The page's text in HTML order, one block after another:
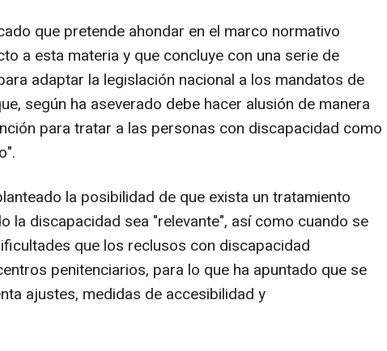
que pretende ahondar en el marco normativo
a esta materia y que concluye con una serie de
adaptar la legislación nacional a los mandatos de
según ha aseverado debe hacer alusión de manera
para tratar a las personas con discapacidad como
la posibilidad de que exista un tratamiento
la discapacidad sea "relevante", así como cuando se
que los reclusos con discapacidad
penitenciarios, para lo que ha apuntado que se
ajustes, medidas de accesibilidad y